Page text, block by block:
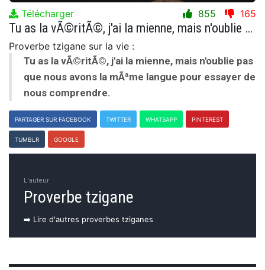
Télécharger 855 165
Tu as la vÃ©ritÃ©, j'ai la mienne, mais n'oublie pas que nous avons la mÃªme langue pour essayer de nous comprendre.
Proverbe tzigane sur la vie :
Tu as la vÃ©ritÃ©, j'ai la mienne, mais n'oublie pas
que nous avons la mÃªme langue pour essayer de
nous comprendre.
PARTAGER SUR FACEBOOK TWITTER WHATSAPP PINTEREST
TUMBLR GOOGLE
L'auteur
Proverbe tzigane
➡️ Lire d'autres proverbes tziganes